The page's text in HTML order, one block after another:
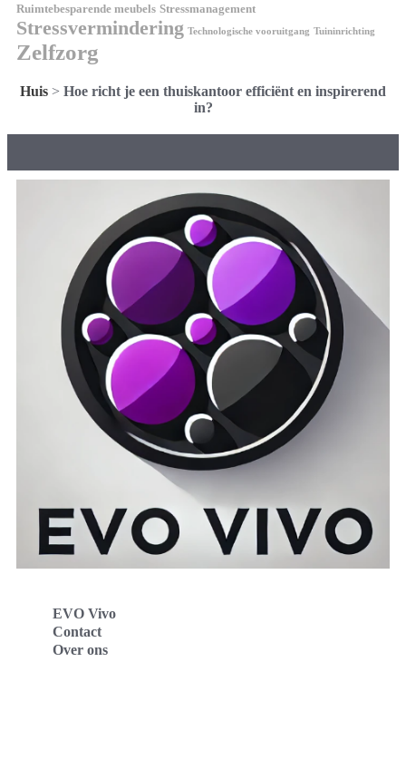
Ruimtebesparende meubels Stressmanagement
Stressvermindering Technologische vooruitgang Tuininrichting
Zelfzorg
Huis > Hoe richt je een thuiskantoor efficiënt en inspirerend
in?
EVO Vivo
Contact
Over ons